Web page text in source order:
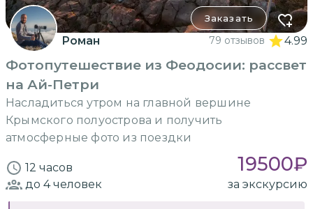
Заказать
Роман 79 отзывов 4.99
Фотопутешествие из Феодосии: рассвет
на Ай-Петри
Насладиться утром на главной вершине
Крымского полуострова и получить
атмосферные фото из поездки
12 часов 19500₽
до 4человек за экскурсию